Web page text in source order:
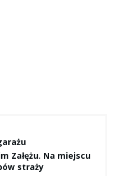
Załężu. Na miejscu
straży